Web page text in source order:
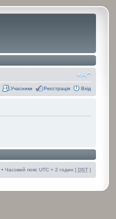
Учасники Реєстрація Вхід
• Часовий пояс UTC + 2 годин [ DST]